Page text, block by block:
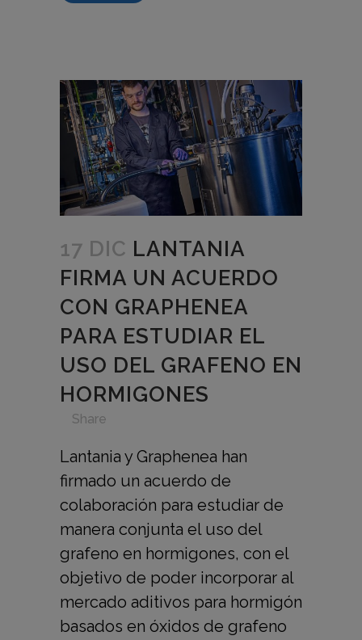
17 DIC LANTANIA
FIRMA UN ACUERDO
CON GRAPHENEA
PARA ESTUDIAR EL
USO DEL GRAFENO EN
HORMIGONES
Share
Lantania y Graphenea han
firmado un acuerdo de
colaboración para estudiar de
manera conjunta el uso del
grafeno en hormigones, con el
objetivo de poder incorporar al
mercado aditivos para hormigón
basados en óxidos de grafeno